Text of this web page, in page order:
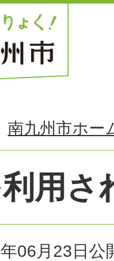
南九州市ホー
用さ
06月23日 公